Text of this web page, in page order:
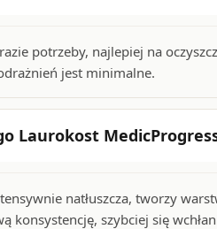
potrzeby, najlepiej na
jest minimalne.
Laurokost
natłuszcza, tworzy
konsystencję, szybciej się